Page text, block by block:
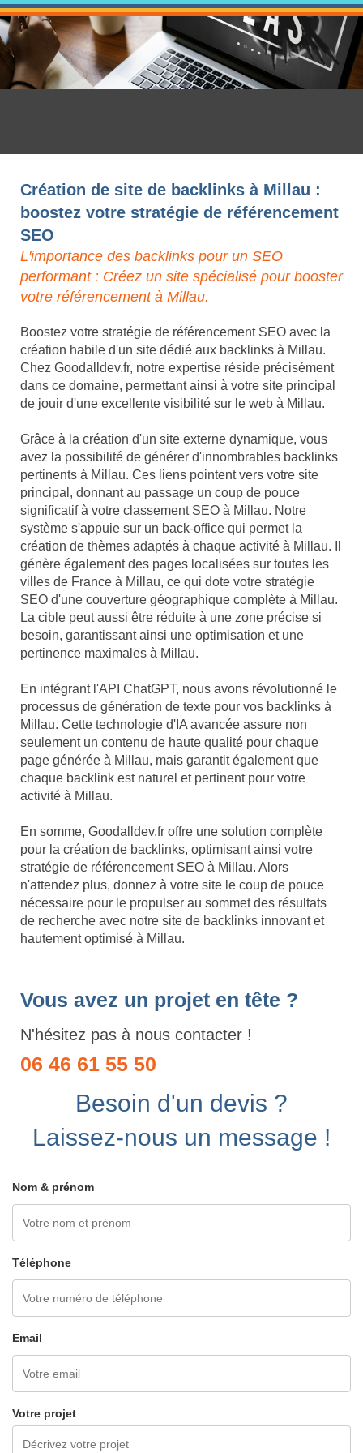
Création de site de backlinks à Millau :
boostez votre stratégie de référencement
SEO
L'importance des backlinks pour un SEO
performant : Créez un site spécialisé pour booster
votre référencement à Millau.
Boostez votre stratégie de référencement SEO avec la
création habile d'un site dédié aux backlinks à Millau.
Chez Goodalldev.fr, notre expertise réside précisément
dans ce domaine, permettant ainsi à votre site principal
de jouir d'une excellente visibilité sur le web à Millau.
Grâce à la création d'un site externe dynamique, vous
avez la possibilité de générer d'innombrables backlinks
pertinents à Millau. Ces liens pointent vers votre site
principal, donnant au passage un coup de pouce
significatif à votre classement SEO à Millau. Notre
système s'appuie sur un back-office qui permet la
création de thèmes adaptés à chaque activité à Millau. Il
génère également des pages localisées sur toutes les
villes de France à Millau, ce qui dote votre stratégie
SEO d'une couverture géographique complète à Millau.
La cible peut aussi être réduite à une zone précise si
besoin, garantissant ainsi une optimisation et une
pertinence maximales à Millau.
En intégrant l'API ChatGPT, nous avons révolutionné le
processus de génération de texte pour vos backlinks à
Millau. Cette technologie d'IA avancée assure non
seulement un contenu de haute qualité pour chaque
page générée à Millau, mais garantit également que
chaque backlink est naturel et pertinent pour votre
activité à Millau.
En somme, Goodalldev.fr offre une solution complète
pour la création de backlinks, optimisant ainsi votre
stratégie de référencement SEO à Millau. Alors
n'attendez plus, donnez à votre site le coup de pouce
nécessaire pour le propulser au sommet des résultats
de recherche avec notre site de backlinks innovant et
hautement optimisé à Millau.
Vous avez un projet en tête ?
N'hésitez pas à nous contacter !
06 46 61 55 50
Besoin d'un devis ?
Laissez-nous un message !
Nom & prénom
Téléphone
Email
Votre projet